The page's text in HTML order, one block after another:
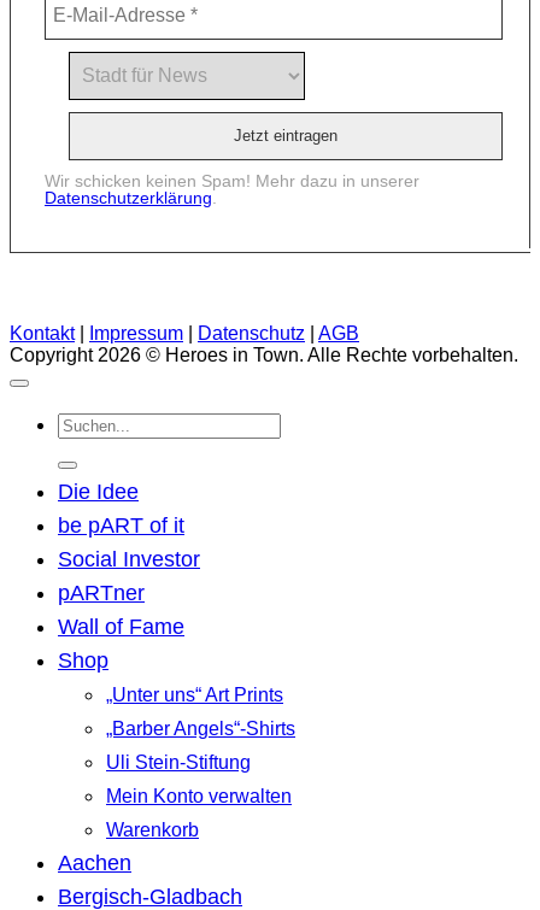
Wir schicken keinen Spam! Mehr dazu in unserer
Datenschutzerklärung
Kontakt| Impressum Datenschutz
AGB
Copyright 2026 © Heroes in Town. Alle Rechte vorbehalten.
Suchen
nach:
Die Idee
be pART of it
Social Investor
pARTner
Wall of Fame
Shop
„Unter uns“ Art Prints
„Barber Angels“-Shirts
Uli Stein-Stiftung
Mein Konto verwalten
Warenkorb
Aachen
Bergisch-Gladbach